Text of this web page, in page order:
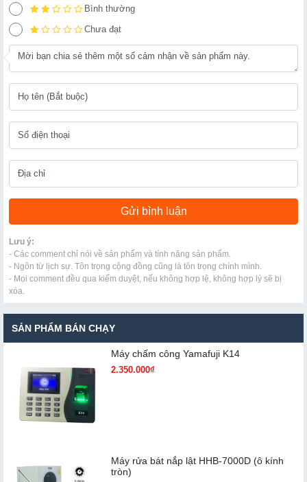
Bình thường
Chưa đạt
Lưu ý:
- Các comment chỉ nói về sản phẩm và tính năng sản phẩm.
- Ngôn từ lịch sự. Tôn trọng cộng đồng cũng là tôn trọng chính mình.
- Mọi comment đều qua kiểm duyệt, nếu không hợp lệ, không hợp lý sẽ bị
xóa.
SẢN PHẨM BÁN CHẠY
Máy chấm cô​ng Yamafuji K14
2.350.000₫
Máy rửa bát nắp lật HHB-7000D (ô kính
tròn)